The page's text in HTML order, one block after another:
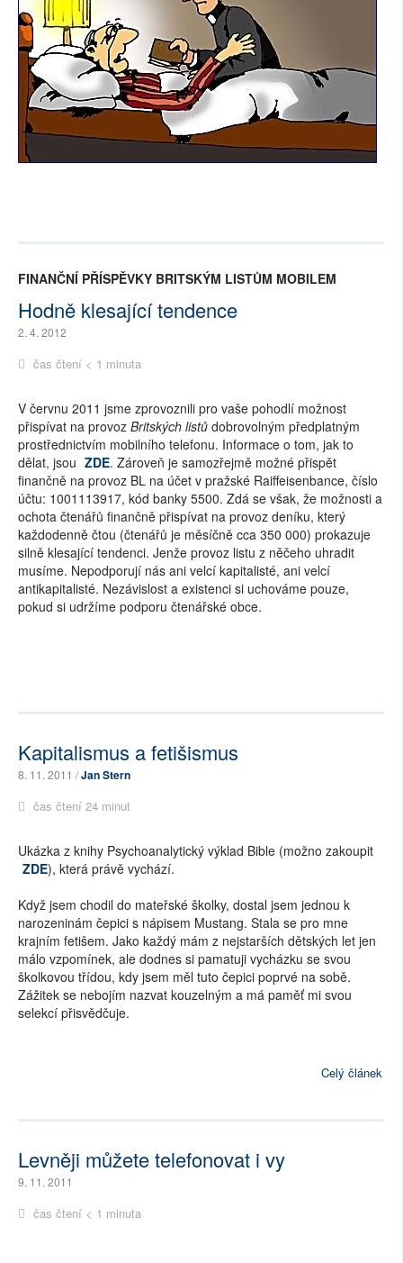
FINANČNÍ PŘÍSPĚVKY BRITSKÝM LISTŮM MOBILEM
Hodně klesající tendence
2. 4. 2012
čas čtení < 1 minuta
V červnu 2011 jsme zprovoznili pro vaše pohodlí možnost
přispívat na provoz Britských listů dobrovolným předplatným
prostřednictvím mobilního telefonu. Informace o tom, jak to
dělat, jsou ZDE. Zároveň je samozřejmě možné přispět
finančně na provoz BL na účet v pražské Raiffeisenbance, číslo
účtu: 1001113917, kód banky 5500. Zdá se však, že možnosti a
ochota čtenářů finančně přispívat na provoz deníku, který
každodenně čtou (čtenářů je měsíčně cca 350 000) prokazuje
silně klesající tendenci. Jenže provoz listu z něčeho uhradit
musíme. Nepodporují nás ani velcí kapitalisté, ani velcí
antikapitalisté. Nezávislost a existenci si uchováme pouze,
pokud si udržíme podporu čtenářské obce.
Kapitalismus a fetišismus
8. 11. 2011 /Jan Stern
čas čtení 24 minut
Ukázka z knihy Psychoanalytický výklad Bible (možno zakoupit
ZDE), která právě vychází.
Když jsem chodil do mateřské školky, dostal jsem jednou k
narozeninám čepici s nápisem Mustang. Stala se pro mne
krajním fetišem. Jako každý mám z nejstarších dětských let jen
málo vzpomínek, ale dodnes si pamatuji vycházku se svou
školkovou třídou, kdy jsem měl tuto čepici poprvé na sobě.
Zážitek se nebojím nazvat kouzelným a má paměť mi svou
selekcí přisvědčuje.
Celý článek
Levněji můžete telefonovat i vy
9. 11. 2011
čas čtení < 1 minuta